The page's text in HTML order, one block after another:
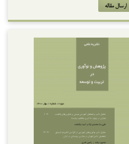
ارسال مقاله